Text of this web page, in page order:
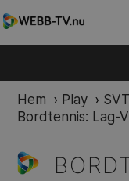
Hem › Play ›
Bordtennis: Lag-